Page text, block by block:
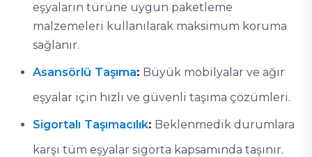
eşyaların türüne uygun paketleme
malzemeleri kullanılarak maksimum koruma
sağlanır.
Asansörlü Taşıma: Büyük mobilyalar ve ağır
eşyalar için hızlı ve güvenli taşıma çözümleri.
Sigortalı Taşımacılık: Beklenmedik durumlara
karşı tüm eşyalar sigorta kapsamında taşınır.